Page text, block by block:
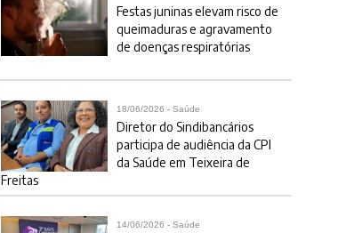
Festas juninas elevam risco de
queimaduras e agravamento
de doenças respiratórias
18/06/2026 - Saúde
Diretor do Sindibancários
participa de audiência da CPI
da Saúde em Teixeira de
Freitas
14/06/2026 - Saúde